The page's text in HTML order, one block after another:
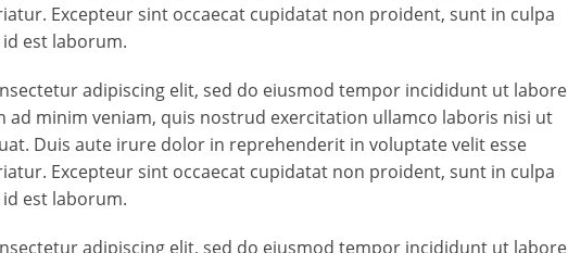
Excepteur sint occaecat cupidatat non proident, sunt in culpa
est laborum.
adipiscing elit, sed do eiusmod tempor incididunt ut labore
ad minim veniam, quis nostrud exercitation ullamco laboris nisi ut
Duis aute irure dolor in reprehenderit in voluptate velit esse
Excepteur sint occaecat cupidatat non proident, sunt in culpa
est laborum.
adipiscing elit, sed do eiusmod tempor incididunt ut labore